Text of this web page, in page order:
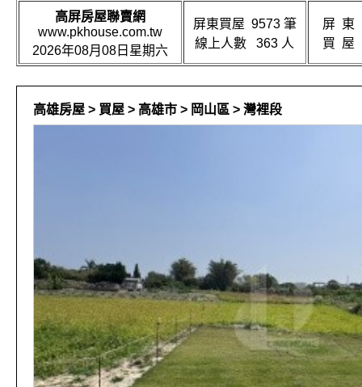
高屏房屋聯賣網
www.pkhouse.com.tw
2026年08月08日星期六
屏東買屋 9573 筆
線上人數 363 人
屏 東
買 屋
高雄房屋 > 買屋 > 高雄市 > 岡山區 > 灣裡段